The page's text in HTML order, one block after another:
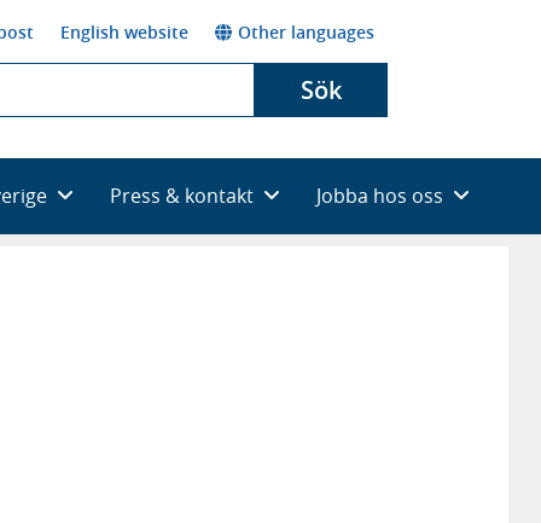
English website Other languages
Sök
Press & kontakt Jobba hos oss